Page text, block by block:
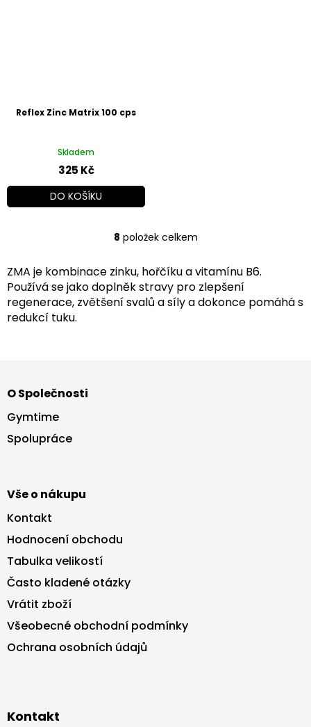
Reflex Zinc Matrix 100 cps
Skladem
325 Kč
DO KOŠÍKU
O
l
á
d
a
8 položek celkem
ZMA je kombinace zinku, hořčíku a vitamínu B6.
Používá se jako doplněk stravy pro zlepšení
regenerace, zvětšení svalů a síly a dokonce pomáhá s
redukcí tuku.
p
a
O Společnosti
Gymtime
Spolupráce
Vše o nákupu
Kontakt
Hodnocení obchodu
Tabulka velikostí
Často kladené otázky
Vrátit zboží
Všeobecné obchodní podmínky
Ochrana osobních údajů
Kontakt